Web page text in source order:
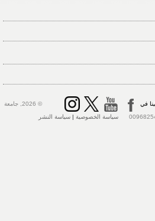
في
© 2026, جامعة
سياسة الخصوصية |سياسة النشر